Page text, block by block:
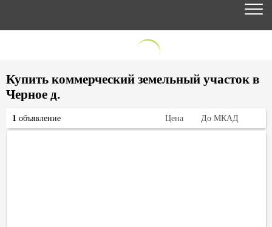
Купить коммерческий земельный участок в
Черное д.
1 объявление Цена До МКАД